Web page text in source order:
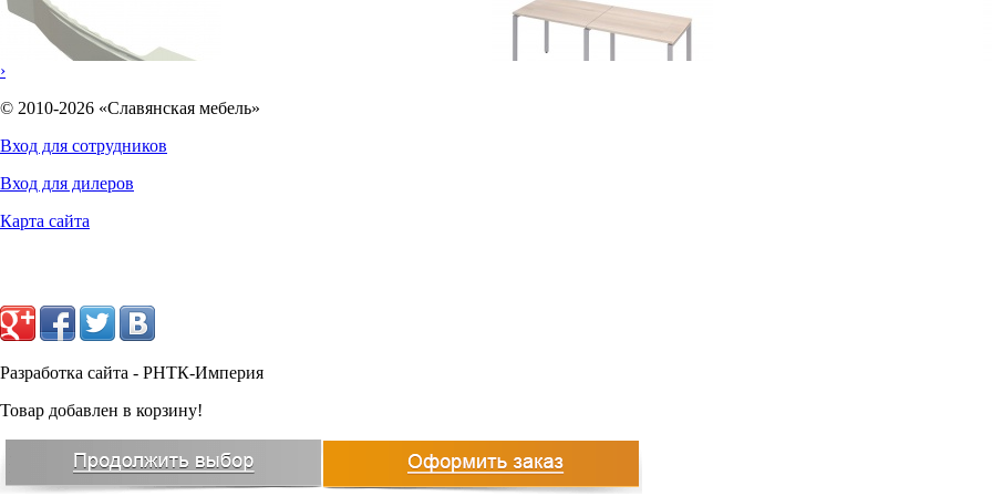
›
© 2010-2026 «Славянская мебель»
Вход для сотрудников
Вход для дилеров
Карта сайта
Разработка сайта - РНТК-Империя
Товар добавлен в корзину!